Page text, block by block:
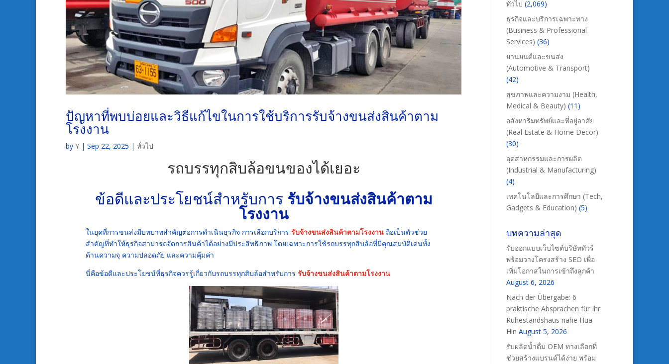
ปัญหาที่พบบ่อยและวิธีแก้ไขในการใช้บริการรับจ้างขนส่งสินค้าตาม
โรงงาน
by Y | Sep 22, 2025 | ทั่วไป
รถบรรทุกสิบล้อขนของได้เยอะ
ข้อดีและประโยชน์สำหรับการ รับจ้างขนส่งสินค้าตาม
โรงงาน
ในยุคที่การขนส่งมีบทบาทสำคัญต่อการดำเนินธุรกิจ การเลือกบริการ รับจ้างขนส่งสินค้าตามโรงงานถือเป็นตัวช่วย
สำคัญที่ทำให้ธุรกิจสามารถจัดการสินค้าได้อย่างมีประสิทธิภาพ โดยเฉพาะการใช้รถบรรทุกสิบล้อที่มีคุณสมบัติเด่นทั้ง
ด้านความจุ ความปลอดภัย และความคุ้มค่า
นี่คือข้อดีและประโยชน์ที่ธุรกิจควรรู้เกี่ยวกับรถบรรทุกสิบล้อสำหรับการ รับจ้างขนส่งสินค้าตามโรงงาน
ทั่วไป (2,069)
ธุรกิจและบริการเฉพาะทาง
(Business & Professional
Services) (36)
ยานยนต์และขนส่ง
(Automotive & Transport)
(42)
สุขภาพและความงาม (Health,
Medical & Beauty) (11)
อสังหาริมทรัพย์และที่อยู่อาศัย
(Real Estate & Home Decor)
(30)
อุตสาหกรรมและการผลิต
(Industrial & Manufacturing)
(4)
เทคโนโลยีและการศึกษา (Tech,
Gadgets & Education) (5)
บทความล่าสุด
รับออกแบบเว็บไซต์บริษัททัวร์
พร้อมวางโครงสร้าง SEO เพื่อ
เพิ่มโอกาสในการเข้าถึงลูกค้า
August 6, 2026
Nach der Übergabe: 6
praktische Absprachen für Ihr
Ruhestandshaus nahe Hua
Hin August 5, 2026
รับผลิตน้ำดื่ม OEM ทางเลือกที่
ช่วยสร้างแบรนด์ได้ง่าย พร้อม